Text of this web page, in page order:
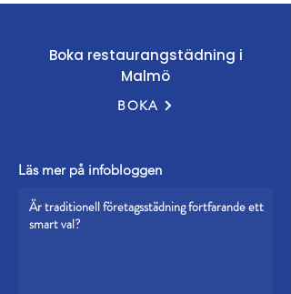
Boka restaurangstädning i
Malmö
BOKA
Läs mer på infobloggen
Är traditionell företagsstädning fortfarande ett
smart val?